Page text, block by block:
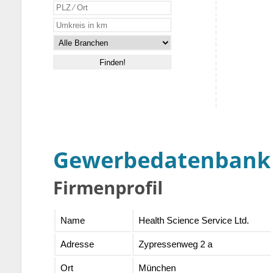
Gewerbedatenbank
Firmenprofil
Name Health Science Service Ltd.
Adresse Zypressenweg 2 a
Ort München